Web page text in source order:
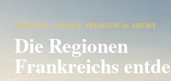
ANZEIGE · FRANCE PREMIUM ACADEMY
Die Regionen
Frankreichs